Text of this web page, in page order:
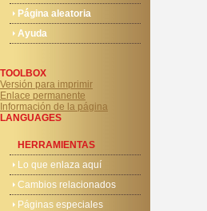
Página aleatoria
Ayuda
TOOLBOX
Versión para imprimir
Enlace permanente
Información de la página
LANGUAGES
HERRAMIENTAS
Lo que enlaza aquí
Cambios relacionados
Páginas especiales